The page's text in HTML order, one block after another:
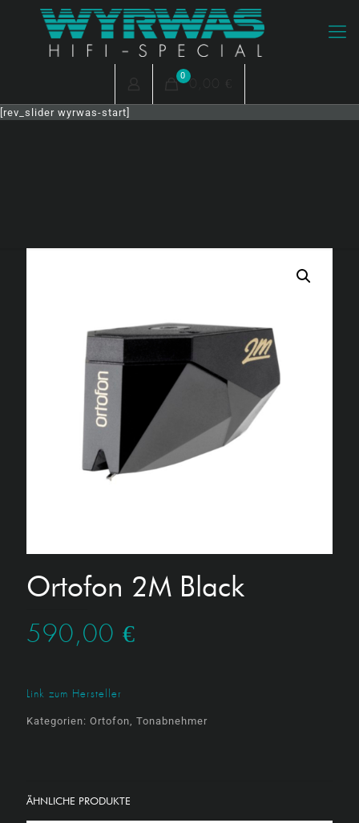
0 0,00 €
[rev_slider wyrwas-start]
Ortofon 2M Black
590,00 €
Link zum Hersteller
Kategorien: Ortofon, Tonabnehmer
ÄHNLICHE PRODUKTE